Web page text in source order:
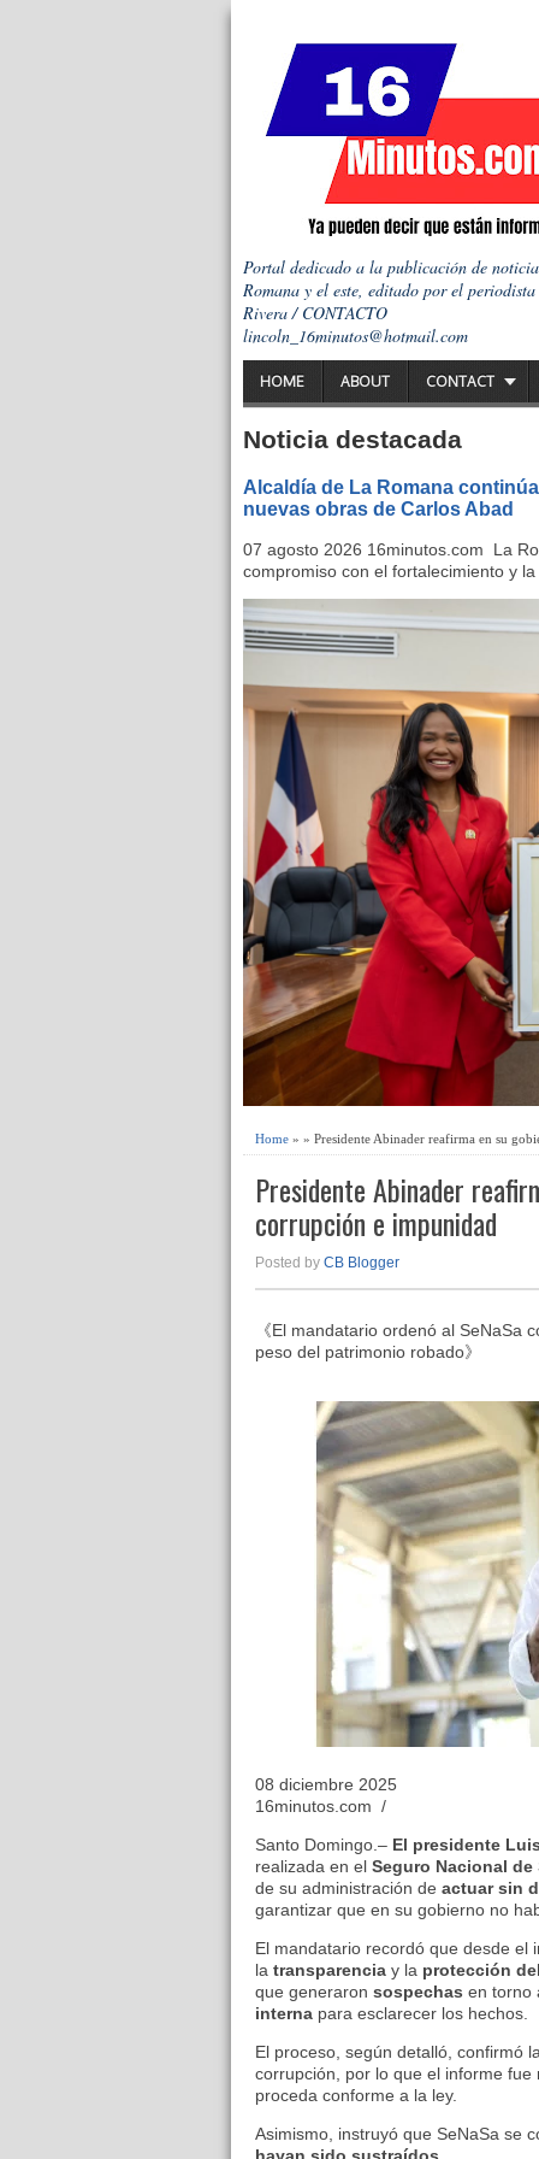
Portal dedicado a la publicación de
Romana y el este, editado por el
Rivera / CONTACTO
lincoln_16minutos@hotmail.com
HOME ABOUT CONTACT
Noticia destacada
Alcaldía de La Romana
nuevas obras de Carlos Abad
07 agosto 2026 16minutos.com La
compromiso con el fortalecimiento y
Home » » Presidente Abinader reafirma en su
Presidente Abinader
corrupción e impunidad
Posted by CB Blogger
《El mandatario ordenó al SeNaSa
peso del patrimonio robado》
08 diciembre 2025
16minutos.com /
Santo Domingo.– El presidente
realizada en el Seguro Nacional de
de su administración de actuar sin
garantizar que en su gobierno no
El mandatario recordó que desde
la transparencia y la protección
que generaron sospechas en torno
interna para esclarecer los hechos.
El proceso, según detalló, confirmó
corrupción, por lo que el informe
proceda conforme a la ley.
Asimismo, instruyó que SeNaSa se
hayan sido sustraídos.